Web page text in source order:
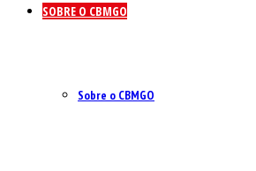
SOBRE O CBMGO
Sobre o CBMGO